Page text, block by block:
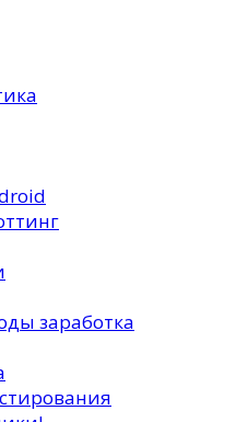
заработка